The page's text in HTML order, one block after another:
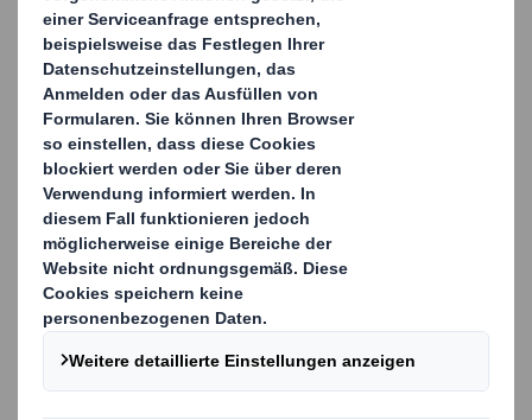
65% der befragten Einzelhandels-
ExpertInnen sehen es als strategische
Priorität für 2023 an, sowohl
Produktionskosten einzusparen als auch die
Widerstandsfähigkeit der Lieferketten zu
verbessern.
KONTAKTIEREN SIE UNS FÜR
WEITERE INFORMATIONEN